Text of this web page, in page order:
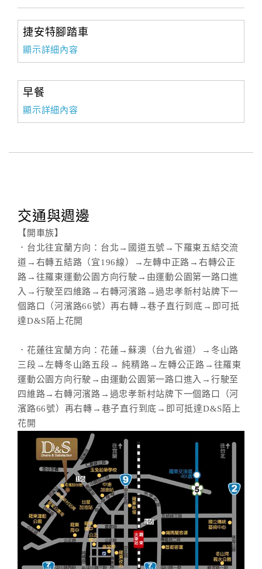
捷安特腳踏車
顯示詳細內容
早餐
顯示詳細內容
交通與週邊
【開車族】
．台北往宜蘭方向：台北→國道五號→下羅東五結交流
道→右轉五結路（宜196線）→左轉中正路→右轉公正
路→往羅東運動公園方向行駛→由運動公園第一路口進
入→行駛至四維路→右轉河濱路→過忠孝新村站牌下一
個路口（河濱路66號）再右轉→巷子直行到底→即可抵
達D&S陌上花開
．花蓮往宜蘭方向：花蓮→蘇澳（台九省道）→冬山路
三段→左轉冬山路五段→ 純精路→左轉公正路→往羅東
運動公園方向行駛→由運動公園第一路口進入→行駛至
四維路→右轉河濱路→過忠孝新村站牌下一個路口（河
濱路66號）再右轉→巷子直行到底→即可抵達D&S陌上
花開